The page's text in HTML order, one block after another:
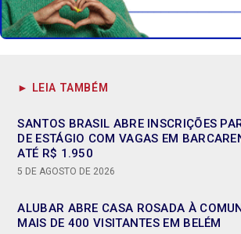
► LEIA TAMBÉM
SANTOS BRASIL ABRE INSCRIÇÕES
DE ESTÁGIO COM VAGAS EM
ATÉ R$ 1.950
5 DE AGOSTO DE 2026
ALUBAR ABRE CASA ROSADA À
MAIS DE 400 VISITANTES EM BELÉM